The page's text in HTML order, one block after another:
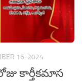
16, 2024
కార్తీకమాస